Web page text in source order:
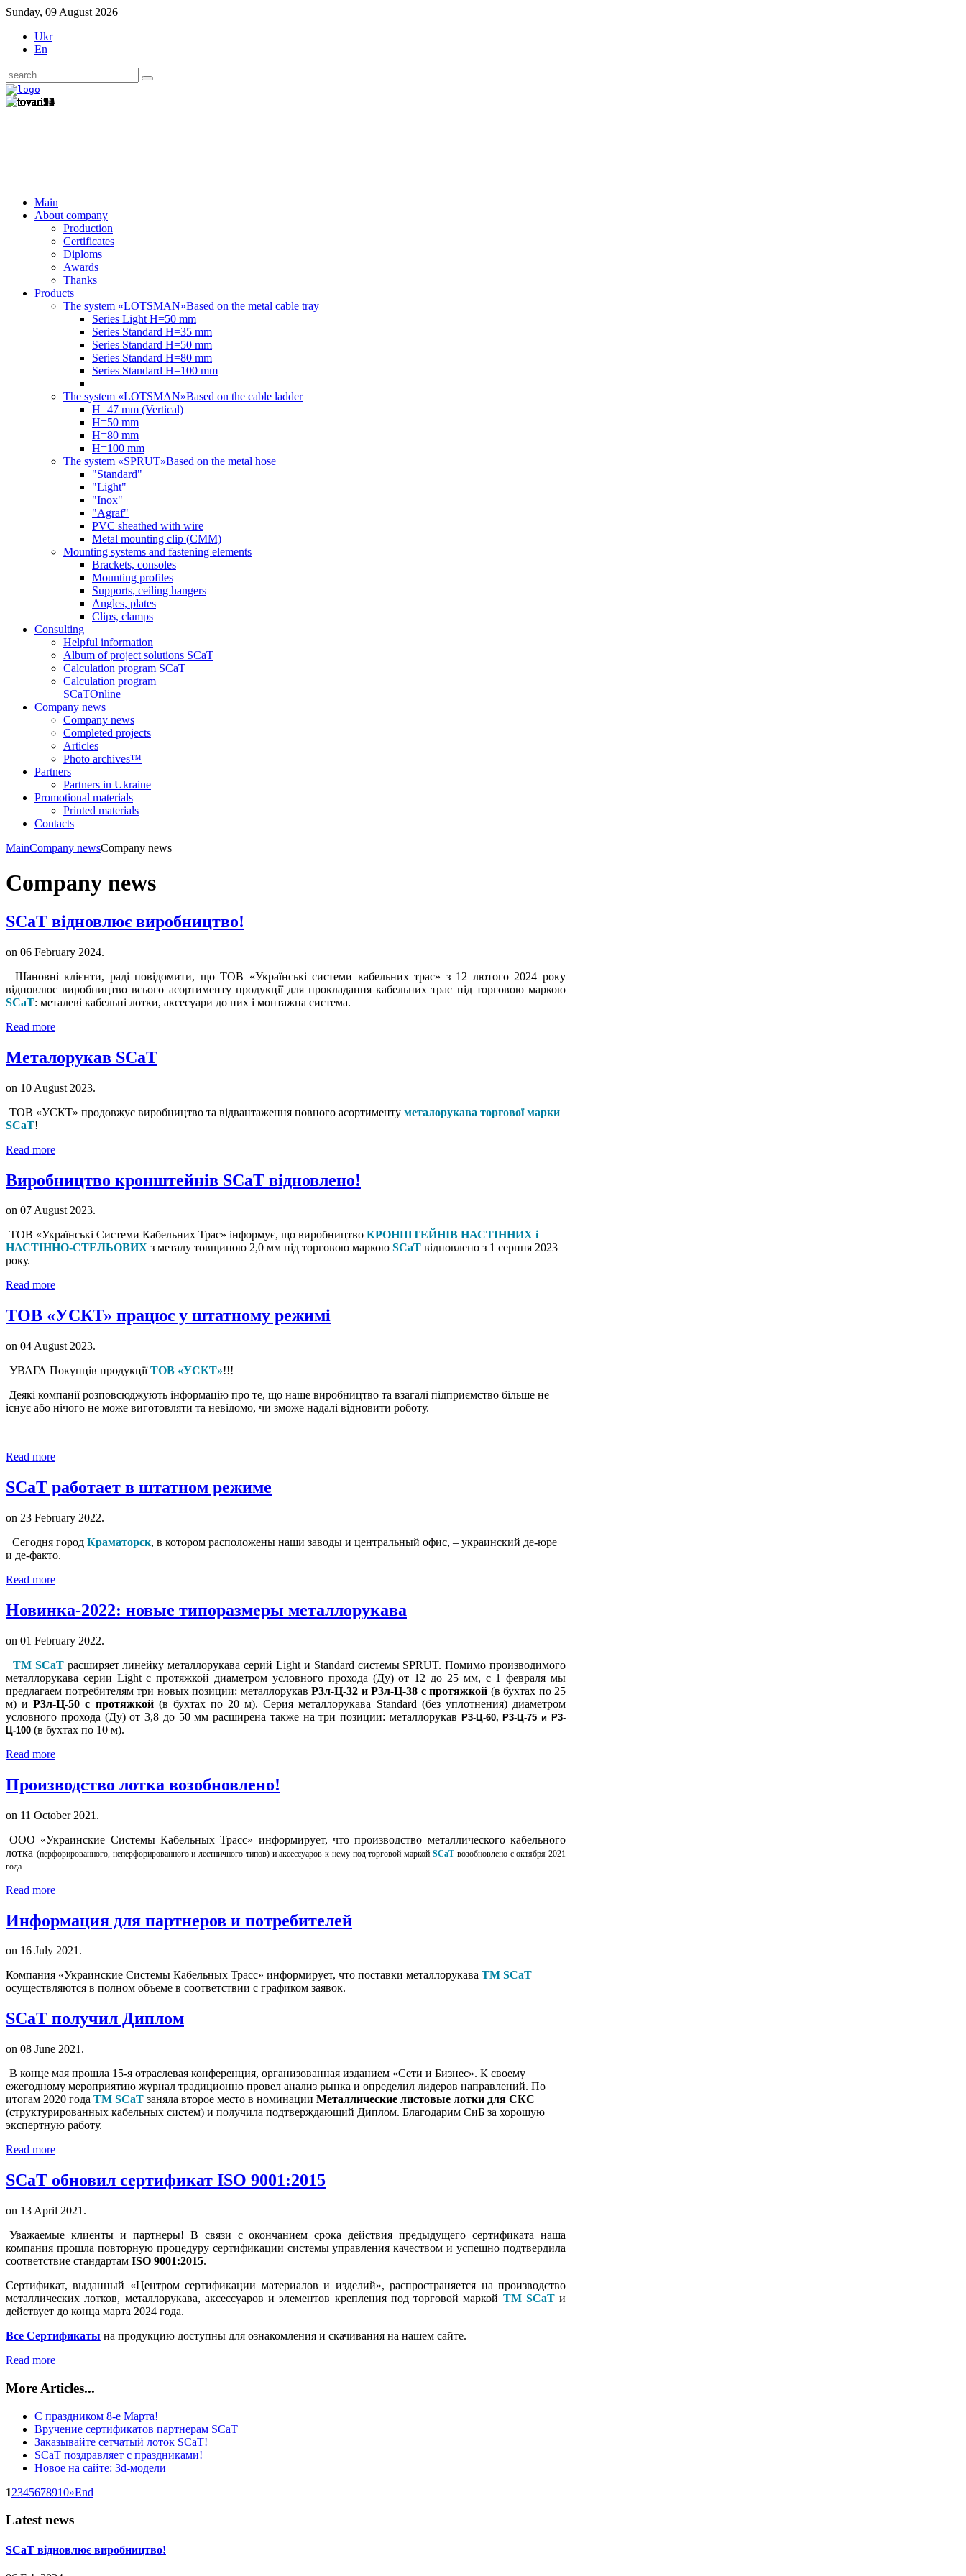
Sunday, 09 August 2026
Ukr
En
Main
About company
Production
Certificates
Diploms
Awards
Thanks
Products
The system «LOTSMAN»Based on the metal cable tray
Series Light H=50 mm
Series Standard H=35 mm
Series Standard H=50 mm
Series Standard H=80 mm
Series Standard H=100 mm
The system «LOTSMAN»Based on the cable ladder
H=47 mm (Vertical)
Н=50 mm
Н=80 mm
Н=100 mm
The system «SPRUT»Based on the metal hose
"Standard"
"Light"
"Inox"
"Agraf"
PVC sheathed with wire
Metal mounting clip (CMM)
Mounting systems and fastening elements
Brackets, consoles
Mounting profiles
Supports, ceiling hangers
Angles, plates
Clips, clamps
Consulting
Helpful information
Album of project solutions SCaT
Calculation program SCaT
Calculation program
SCaTOnline
Company news
Company news
Completed projects
Articles
Photo archives™
Partners
Partners in Ukraine
Promotional materials
Printed materials
Contacts
MainCompany newsCompany news
Company news
SCaT відновлює виробництво!
on 06 February 2024.
Шановні клієнти, раді повідомити, що ТОВ «Українські системи кабельних трас» з 12 лютого 2024 року
відновлює виробництво всього асортименту продукції для прокладання кабельних трас під торговою маркою
SCaT: металеві кабельні лотки, аксесуари до них і монтажна система.
Read more
Металорукав SCaT
on 10 August 2023.
ТОВ «УСКТ» продовжує виробництво та відвантаження повного асортименту металорукава торгової марки
SCaT!
Read more
Виробництво кронштейнів SCaT відновлено!
on 07 August 2023.
ТОВ «Українські Системи Кабельних Трас» інформує, що виробництво КРОНШТЕЙНІВ НАСТІННИХ і
НАСТІННО-СТЕЛЬОВИХ з металу товщиною 2,0 мм під торговою маркою SCaT відновлено з 1 серпня 2023
року.
Read more
ТОВ «УСКТ» працює у штатному режимі
on 04 August 2023.
УВАГА Покупців продукціїТОВ «УСКТ»!!!
Деякі компанії розповсюджують інформацію про те, що наше виробництво та взагалі підприємство більше не
існує або нічого не може виготовляти та невідомо, чи зможе надалі відновити роботу.
Read more
SCaT работает в штатном режиме
on 23 February 2022.
Сегодня город Краматорск, в котором расположены наши заводы и центральный офис, – украинский де-юре
и де-факто.
Read more
Новинка-2022: новые типоразмеры металлорукава
on 01 February 2022.
ТМ SCaT расширяет линейку металлорукава серий Light и Standard системы SPRUT.Помимо производимого
металлорукава серии Light с протяжкой диаметром условного прохода (Ду) от 12 до 25 мм, с 1 февраля мы
предлагаем потребителям три новых позиции: металлорукав Р3л-Ц-32 и Р3л-Ц-38 с протяжкой (в бухтах по 25
м) иР3л-Ц-50 с протяжкой(в бухтах по 20 м). Серия металлорукава Standard (без уплотнения) диаметром
условного прохода (Ду) от 3,8 до 50 мм расширена также на три позиции: металлорукав Р3-Ц-60, Р3-Ц-75 и Р3-
Ц-100 (в бухтах по 10 м).
Read more
Производство лотка возобновлено!
on 11 October 2021 .
ООО «Украинские Системы Кабельных Трасс» информирует, что производство металлического кабельного
лотка (перфорированного, неперфорированного и лестничного типов) и аксессуаров к нему под торговой маркойSCaT возобновлено с октября 2021
года.
Read more
Информация для партнеров и потребителей
on 16 July 2021.
Компания «Украинские Системы Кабельных Трасс» информирует, что поставки металлорукава ТМ SCaT
осуществляются в полном объеме в соответствии с графиком заявок.
SCaT получил Диплом
on 08 June 2021 .
В конце мая прошла 15-я отраслевая конференция, организованная изданием «Сети и Бизнес». К своему
ежегодному мероприятию журнал традиционно провел анализ рынка и определил лидеров направлений. По
итогам 2020 года ТМ SCaT заняла второе место в номинации Металлические листовые лотки для СКС
(структурированных кабельных систем) и получила подтверждающий Диплом. Благодарим СиБ за хорошую
экспертную работу.
Read more
SCaT обновил сертификат ISO 9001:2015
on 13 April 2021 .
Уважаемые клиенты и партнеры! В связи с окончанием срока действия предыдущего сертификата наша
компания прошла повторную процедуру сертификации системы управления качеством и успешно подтвердила
соответствие стандартам ISO 9001:2015.
Сертификат, выданный «Центром сертификации материалов и изделий», распространяется на производство
металлических лотков, металлорукава, аксессуаров и элементов крепления под торговой маркой ТМ SCaTи
действует до конца марта 2024 года.
Все Сертификаты на продукцию доступны для ознакомления и скачивания на нашем сайте.
Read more
More Articles...
С праздником 8-е Марта!
Вручение сертификатов партнерам SCaT
Заказывайте сетчатый лоток SCaT!
SCaT поздравляет с праздниками!
Новое на сайте: 3d-модели
12345678910»End
Latestnews
SCaT відновлює виробництво!